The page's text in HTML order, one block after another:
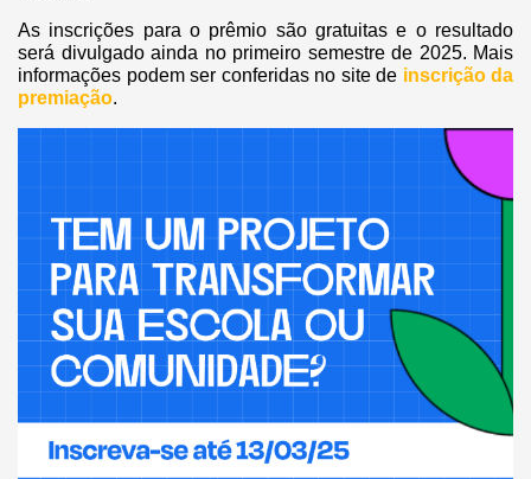
As inscrições para o prêmio são gratuitas e o resultado
será divulgado ainda no primeiro semestre de 2025. Mais
informações podem ser conferidas no site de inscrição da
premiação.